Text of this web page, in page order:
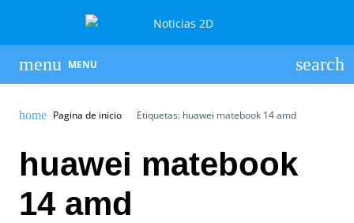
MENU
Pagina de inicio Etiquetas: huawei matebook 14 amd
huawei matebook
14 amd